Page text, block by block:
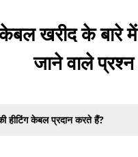
केबल खरीद के बारे
जाने वाले प्रश्न
हीटिंग केबल प्रदान करते हैं?